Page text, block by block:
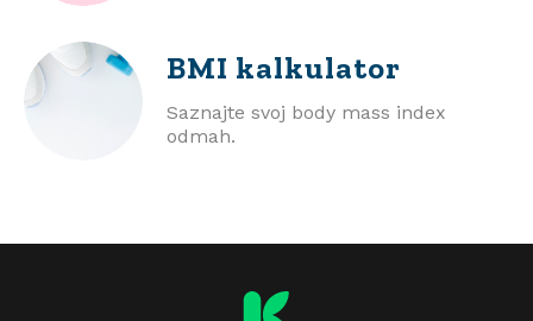
BMI kalkulator
Saznajte svoj body mass index
odmah.